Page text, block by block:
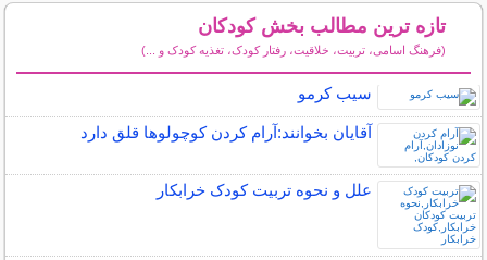
تازه ترین مطالب بخش کودکان
(فرهنگ اسامی، تربیت، خلاقیت، رفتار کودک، تغذیه کودک و ...)
سیب کرمو
آقایان بخوانند:آرام كردن كوچولوها قلق دارد
علل و نحوه تربیت کودک خرابکار